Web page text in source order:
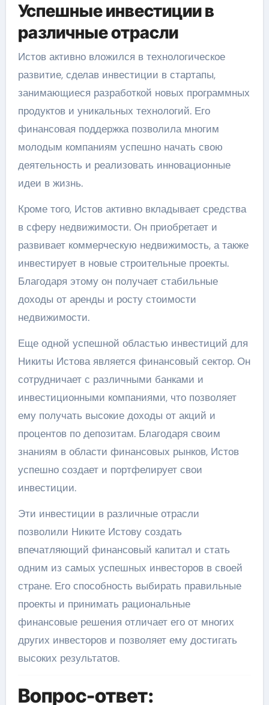
Успешные инвестиции в
различные отрасли
Истов активно вложился в технологическое
развитие, сделав инвестиции в стартапы,
занимающиеся разработкой новых программных
продуктов и уникальных технологий. Его
финансовая поддержка позволила многим
молодым компаниям успешно начать свою
деятельность и реализовать инновационные
идеи в жизнь.
Кроме того, Истов активно вкладывает средства
в сферу недвижимости. Он приобретает и
развивает коммерческую недвижимость, а также
инвестирует в новые строительные проекты.
Благодаря этому он получает стабильные
доходы от аренды и росту стоимости
недвижимости.
Еще одной успешной областью инвестиций для
Никиты Истова является финансовый сектор. Он
сотрудничает с различными банками и
инвестиционными компаниями, что позволяет
ему получать высокие доходы от акций и
процентов по депозитам. Благодаря своим
знаниям в области финансовых рынков, Истов
успешно создает и портфелирует свои
инвестиции.
Эти инвестиции в различные отрасли
позволили Никите Истову создать
впечатляющий финансовый капитал и стать
одним из самых успешных инвесторов в своей
стране. Его способность выбирать правильные
проекты и принимать рациональные
финансовые решения отличает его от многих
других инвесторов и позволяет ему достигать
высоких результатов.
Вопрос-ответ: